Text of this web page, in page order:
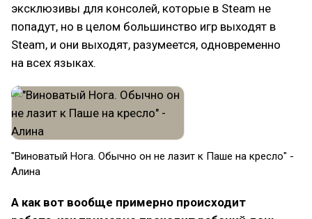
эксклюзивы для консолей, которые в Steam не
попадут, но в целом большинство игр выходят в
Steam, и они выходят, разумеется, одновременно
на всех языках.
"Виноватый Нога. Обычно он не лазит к Паше на кресло" -
Алина
А как вот вообще примерно происходит